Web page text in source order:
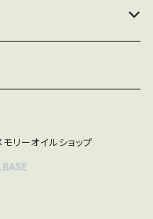
リーオイルショップ